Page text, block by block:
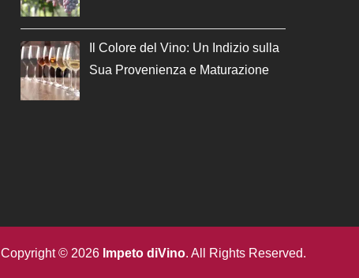
Il Colore del Vino: Un Indizio sulla
Sua Provenienza e Maturazione
Copyright © 2026 Impeto diVino. All Rights Reserved.